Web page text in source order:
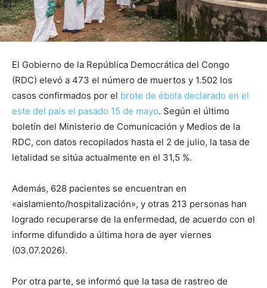
El Gobierno de la República Democrática del Congo
(RDC) elevó a 473 el número de muertos y 1.502 los
casos confirmados por el brote de ébola declarado en el
este del país el pasado 15 de mayo. Según el último
boletín del Ministerio de Comunicación y Medios de la
RDC, con datos recopilados hasta el 2 de julio, la tasa de
letalidad se sitúa actualmente en el 31,5 %.
Además, 628 pacientes se encuentran en
«aislamiento/hospitalización», y otras 213 personas han
logrado recuperarse de la enfermedad, de acuerdo con el
informe difundido a última hora de ayer viernes
(03.07.2026).
Por otra parte, se informó que la tasa de rastreo de